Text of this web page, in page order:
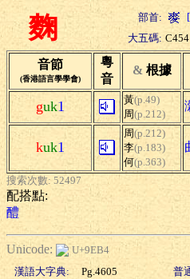
麴 部首:
大五碼: C454
音節
(香港語言學學會)
粵
音
& 根據
guk1 黃(p.49)
周(p.212)
kuk1
周(p.212)
李(p.183)
何(p.363)
搜索次數: 52497
配搭點:
醴
Unicode:
U+9EB4
漢語大字典:
Pg.4605 普